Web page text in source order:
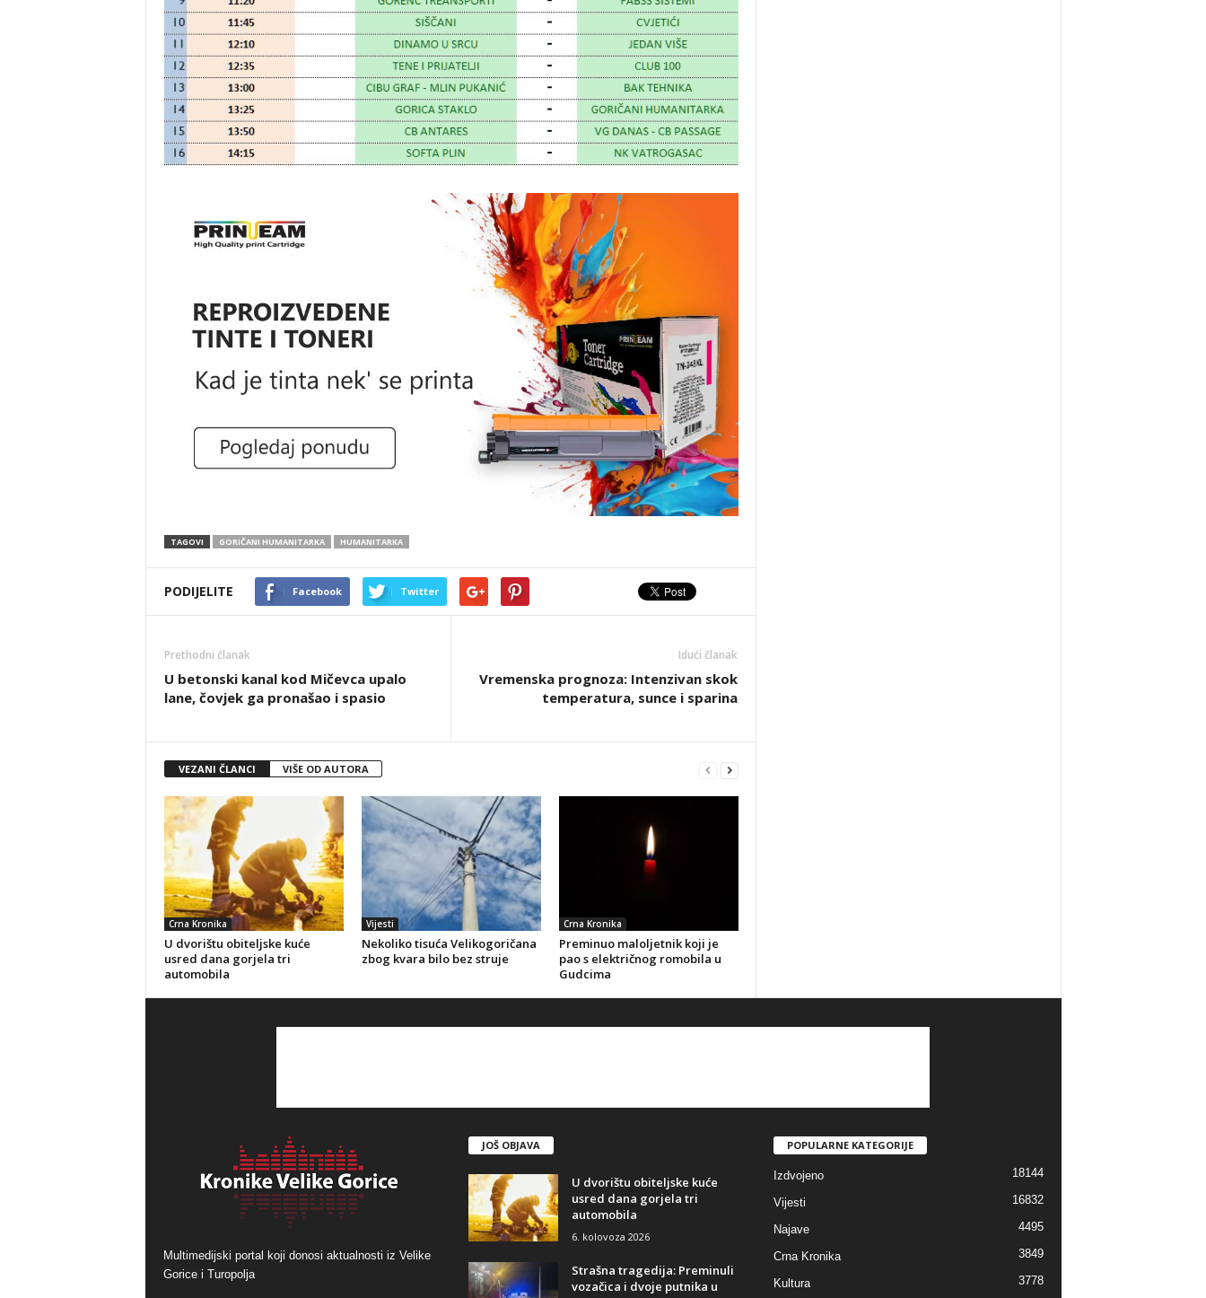
TAGOVI GORIČANI HUMANITARKA HUMANITARKA
PODIJELITE Facebook Twitter
Prethodni članak
U betonski kanal kod Mičevca upalo
lane, čovjek ga pronašao i spasio
Idući članak
Vremenska prognoza: Intenzivan skok
temperatura, sunce i sparina
VEZANI ČLANCI VIŠE OD AUTORA
Crna Kronika
U dvorištu obiteljske kuće
usred dana gorjela tri
automobila
Vijesti
Nekoliko tisuća Velikogoričana
zbog kvara bilo bez struje
Crna Kronika
Preminuo maloljetnik koji je
pao s električnog romobila u
Gudcima
Multimedijski portal koji donosi aktualnosti iz Velike
Gorice i Turopolja
JOŠ OBJAVA
U dvorištu obiteljske kuće
usred dana gorjela tri
automobila
6. kolovoza 2026
Strašna tragedija: Preminuli
vozačica i dvoje putnika u
POPULARNE KATEGORIJE
Izdvojeno 18144
Vijesti 16832
Najave 4495
Crna Kronika 3849
Kultura 3778